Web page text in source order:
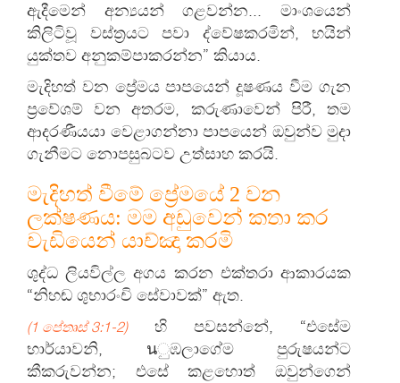
ඇදීමෙන් අන්‍යයන් ගළවන්න... මාංශයෙන්
කිලිටිවූ වස්ත්‍රයට පවා ද්වේෂකරමින්, භයින්
යුක්තව අනුකම්පාකරන්න” කියාය.
මැදිහත් වන ප්‍රේමය පාපයෙන් දූෂණය වීම ගැන
ප්‍රවේශම් වන අතරම, කරුණාවෙන් පිරී, තම
ආදරණීයයා වෙළාගන්නා පාපයෙන් ඔවුන්ව මුදා
ගැනීමට නොපසුබටව උත්සාහ කරයි.
මැදිහත් වීමේ ප්‍රේමයේ 2 වන
ලක්ෂණය: මම අඩුවෙන් කතා කර
වැඩියෙන් යාච්ඤා කරමි
ශුද්ධ ලියවිල්ල අගය කරන එක්තරා ආකාරයක
“නිහඬ ශුභාරංචි සේවාවක්” ඇත.
(1 පේතෘස් 3:1-2)හි පවසන්නේ, “එසේම
භාර්යාවනි, นුඹලාගේම පුරුෂයන්ට
කීකරුවන්න; එසේ කළහොත් ඔවුන්ගෙන්